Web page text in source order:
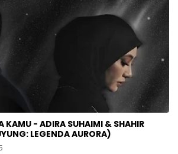
KAMU - ADIRA SUHAIMI & SHAHIR
LEGENDA AURORA)